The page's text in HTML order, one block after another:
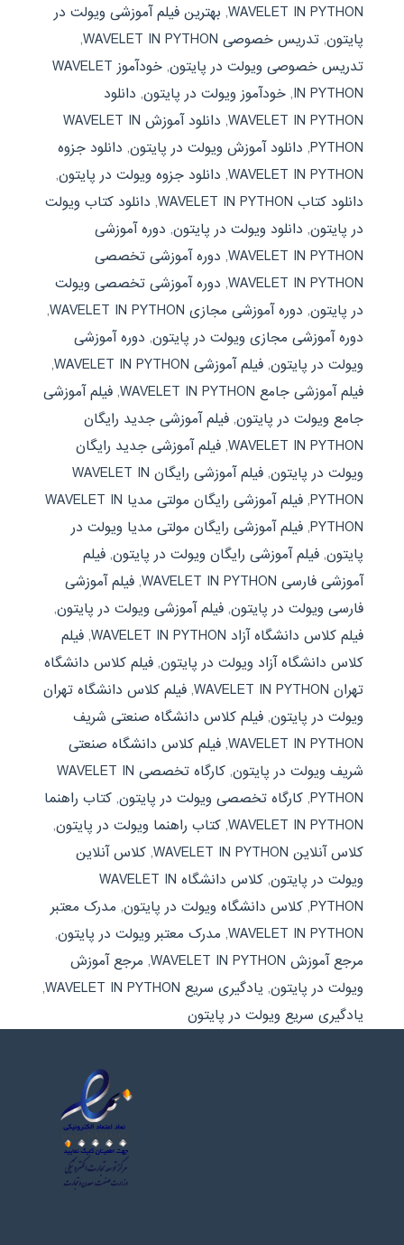
WAVELET IN PYTHON
, بهترین فیلم آموزشی ویولت در
پایتون, تدریس خصوصی WAVELET IN PYTHON
,
تدریس خصوصی ویولت در پایتون,
خودآموز WAVELET
IN PYTHON
, خودآموز ویولت در پایتون, دانلود
WAVELET IN PYTHON
,
دانلود آموزش WAVELET IN
PYTHON
, دانلود آموزش ویولت در پایتون, دانلود جزوه
WAVELET IN PYTHON
, دانلود جزوه ویولت در پایتون,
دانلود کتاب WAVELET IN PYTHON
, دانلود کتاب ویولت
در پایتون, دانلود ویولت در پایتون, دوره آموزشی
WAVELET IN PYTHON
, دوره آموزشی تخصصی
WAVELET IN PYTHON
, دوره آموزشی تخصصی ویولت
در پایتون, دوره آموزشی مجازی WAVELET IN PYTHON
,
دوره آموزشی مجازی ویولت در پایتون, دوره آموزشی
ویولت در پایتون, فیلم آموزشی WAVELET IN PYTHON
,
فیلم آموزشی جامع WAVELET IN PYTHON
, فیلم آموزشی
جامع ویولت در پایتون, فیلم آموزشی جدید رایگان
WAVELET IN PYTHON
, فیلم آموزشی جدید رایگان
ویولت در پایتون,
فیلم آموزشی رایگان WAVELET IN
PYTHON
,
فیلم آموزشی رایگان مولتی مدیا WAVELET IN
PYTHON
, فیلم آموزشی رایگان مولتی مدیا ویولت در
پایتون, فیلم آموزشی رایگان ویولت در پایتون, فیلم
آموزشی فارسی WAVELET IN PYTHON
, فیلم آموزشی
فارسی ویولت در پایتون, فیلم آموزشی ویولت در پایتون,
فیلم کلاس دانشگاه آزاد WAVELET IN PYTHON
, فیلم
کلاس دانشگاه آزاد ویولت در پایتون, فیلم کلاس دانشگاه
تهران WAVELET IN PYTHON
, فیلم کلاس دانشگاه تهران
ویولت در پایتون, فیلم کلاس دانشگاه صنعتی شریف
WAVELET IN PYTHON
, فیلم کلاس دانشگاه صنعتی
شریف ویولت در پایتون,
کارگاه تخصصی WAVELET IN
PYTHON
, کارگاه تخصصی ویولت در پایتون, کتاب راهنما
WAVELET IN PYTHON
, کتاب راهنما ویولت در پایتون,
کلاس آنلاین WAVELET IN PYTHON
, کلاس آنلاین
ویولت در پایتون,
کلاس دانشگاه WAVELET IN
PYTHON
, کلاس دانشگاه ویولت در پایتون, مدرک معتبر
WAVELET IN PYTHON
, مدرک معتبر ویولت در پایتون,
مرجع آموزش WAVELET IN PYTHON
, مرجع آموزش
ویولت در پایتون, یادگیری سریع WAVELET IN PYTHON
,
یادگیری سریع ویولت در پایتون